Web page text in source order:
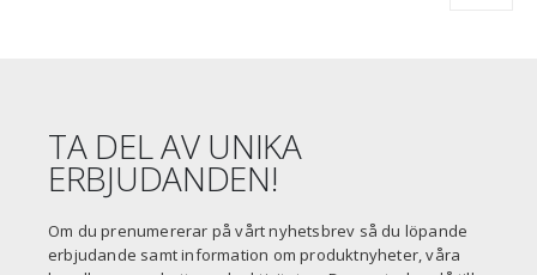
TA DEL AV UNIKA
ERBJUDANDEN!
Om du prenumererar på vårt nyhetsbrev så du löpande
erbjudande samt information om produktnyheter, våra